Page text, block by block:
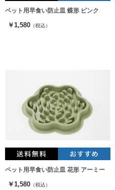
ペット用早食い防止皿 蝶形 ピンク
￥1,580 （税込）
ペット用早食い防止皿 花形 アーミー
￥1,580 （税込）